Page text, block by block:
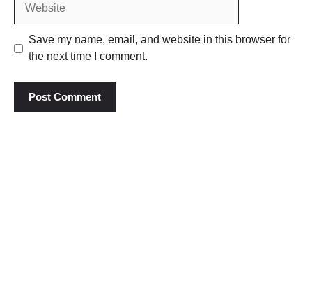
Save my name, email, and website in this browser for
the next time I comment.